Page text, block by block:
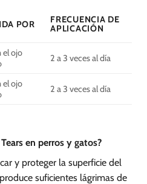
POR
FRECUENCIA DE
APLICACIÓN
el ojo
2 a 3 veces al día
el ojo
2 a 3 veces al día
en perros y gatos?
y proteger la superficie del
suficientes lágrimas de